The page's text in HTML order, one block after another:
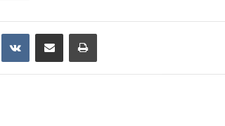
VKontakteCompartir por correo electrónicoImprimir